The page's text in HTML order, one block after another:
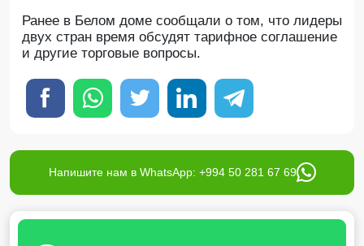
Ранее в Белом доме сообщали о том, что лидеры
двух стран время обсудят тарифное соглашение
и другие торговые вопросы.
Напишите нам в WhatsApp: +994 50 281 67 69